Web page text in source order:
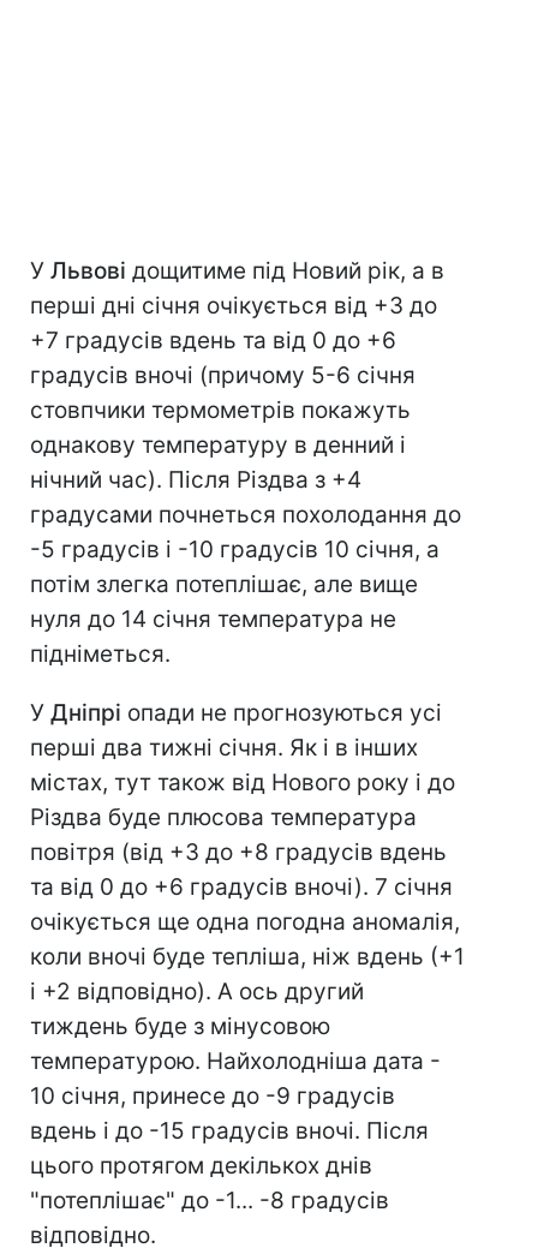
У Львові дощитиме під Новий рік, а в
перші дні січня очікується від +3 до
+7 градусів вдень та від 0 до +6
градусів вночі (причому 5-6 січня
стовпчики термометрів покажуть
однакову температуру в денний і
нічний час). Після Різдва з +4
градусами почнеться похолодання до
-5 градусів і -10 градусів 10 січня, а
потім злегка потеплішає, але вище
нуля до 14 січня температура не
підніметься.
У Дніпрі опади не прогнозуються усі
перші два тижні січня. Як і в інших
містах, тут також від Нового року і до
Різдва буде плюсова температура
повітря (від +3 до +8 градусів вдень
та від 0 до +6 градусів вночі). 7 січня
очікується ще одна погодна аномалія,
коли вночі буде тепліша, ніж вдень (+1
і +2 відповідно). А ось другий
тиждень буде з мінусовою
температурою. Найхолодніша дата -
10 січня, принесе до -9 градусів
вдень і до -15 градусів вночі. Після
цього протягом декількох днів
"потеплішає" до -1... -8 градусів
відповідно.